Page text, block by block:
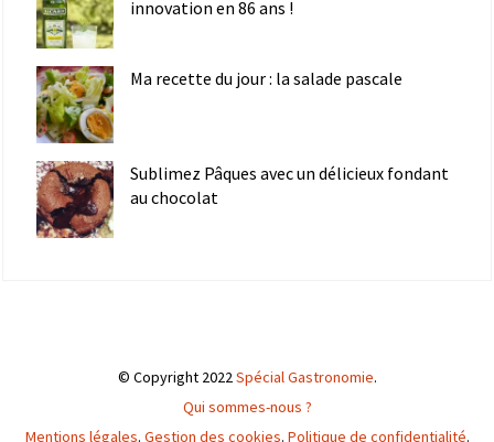
innovation en 86 ans !
Ma recette du jour : la salade pascale
Sublimez Pâques avec un délicieux fondant
au chocolat
© Copyright 2022Spécial Gastronomie.
Qui sommes-nous ?
Mentions légales. Gestion des cookies. Politique de confidentialité.